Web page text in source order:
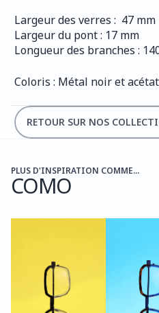
Largeur des verres :  47 mm
Largeur du pont : 17 mm
Longueur des branches :
Coloris : Métal noir et
RETOUR SUR NOS
PLUS D'INSPIRATION COMME...
COMO